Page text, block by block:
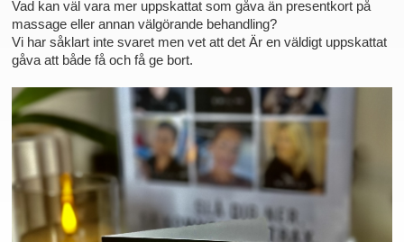
Vad kan väl vara mer uppskattat som gåva än presentkort på
massage eller annan välgörande behandling?
Vi har såklart inte svaret men vet att det Är en väldigt uppskattat
gåva att både få och få ge bort.